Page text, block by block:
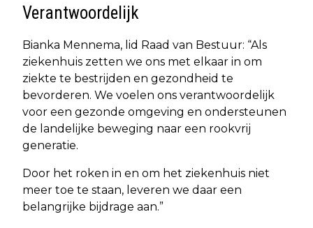
Verantwoordelijk
Bianka Mennema, lid Raad van Bestuur: “Als
ziekenhuis zetten we ons met elkaar in om
ziekte te bestrijden en gezondheid te
bevorderen. We voelen ons verantwoordelijk
voor een gezonde omgeving en ondersteunen
de landelijke beweging naar een rookvrij
generatie.
Door het roken in en om het ziekenhuis niet
meer toe te staan, leveren we daar een
belangrijke bijdrage aan.”